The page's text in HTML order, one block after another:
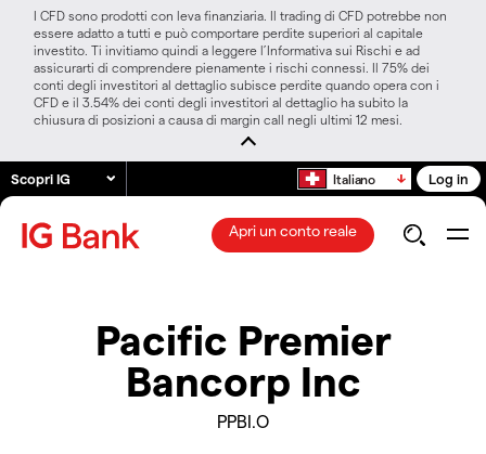
I CFD sono prodotti con leva finanziaria. Il trading di CFD potrebbe non
essere adatto a tutti e può comportare perdite superiori al capitale
investito. Ti invitiamo quindi a leggere l’Informativa sui Rischi e ad
assicurarti di comprendere pienamente i rischi connessi. Il 75% dei
conti degli investitori al dettaglio subisce perdite quando opera con i
CFD e il 3.54% dei conti degli investitori al dettaglio ha subito la
chiusura di posizioni a causa di margin call negli ultimi 12 mesi.
Scopri IG Italiano Log in
Apri un conto reale
Pacific Premier
Bancorp Inc
PPBI.O